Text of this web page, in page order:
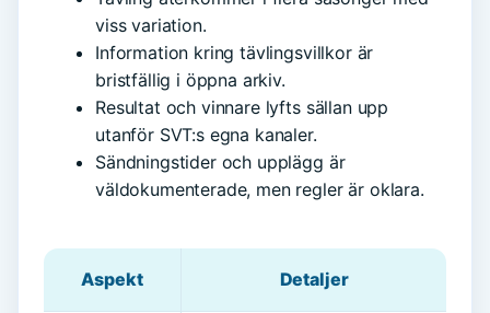
viss variation.
Information kring tävlingsvillkor är
bristfällig i öppna arkiv.
Resultat och vinnare lyfts sällan upp
utanför SVT:s egna kanaler.
Sändningstider och upplägg är
väldokumenterade, men regler är oklara.
Aspekt Detaljer